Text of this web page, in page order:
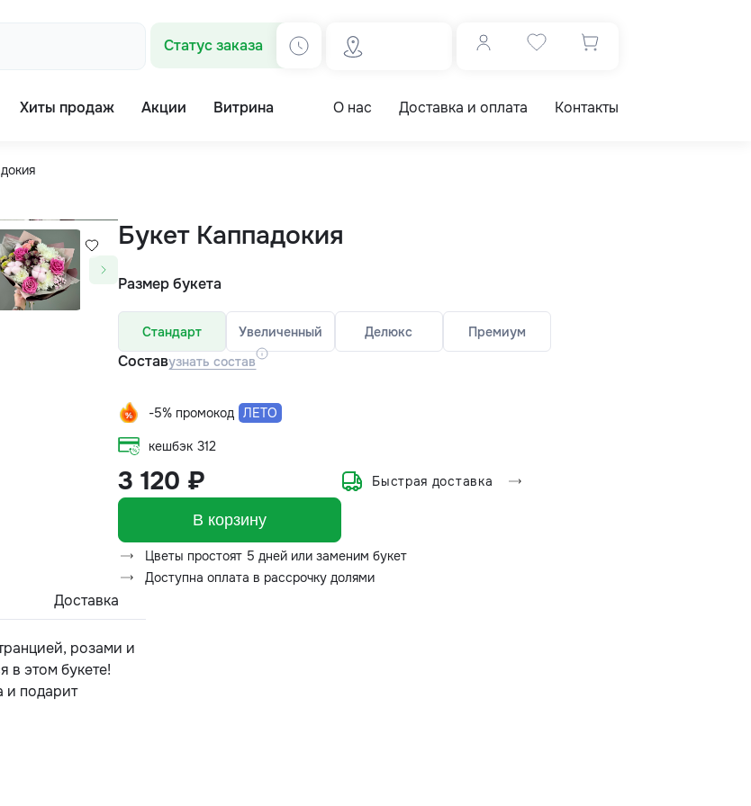
Статус заказа
Хиты продаж Акции Витрина О нас Доставка и оплата Контакты
Букет Каппадокия
Размер букета
Стандарт Увеличенный Делюкс Премиум
Составузнать состав
-5% промокод ЛЕТО
кешбэк 312
3 120 ₽ Быстрая доставка
В корзину
Цветы простоят 5 дней или заменим букет
Доступна оплата в рассрочку долями
Доставка
розами и
в этом букете!
и подарит